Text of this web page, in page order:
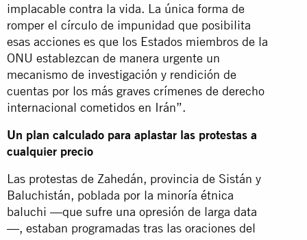
implacable contra la vida. La única forma de
romper el círculo de impunidad que posibilita
esas acciones es que los Estados miembros de la
ONU establezcan de manera urgente un
mecanismo de investigación y rendición de
cuentas por los más graves crímenes de derecho
internacional cometidos en Irán”.
Un plan calculado para aplastar las protestas a
cualquier precio
Las protestas de Zahedán, provincia de Sistán y
Baluchistán, poblada por la minoría étnica
baluchi —que sufre una opresión de larga data
—, estaban programadas tras las oraciones del